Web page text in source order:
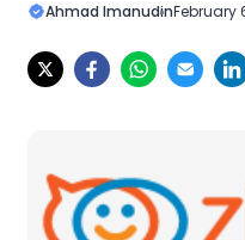
Ahmad ImanudinFebruary